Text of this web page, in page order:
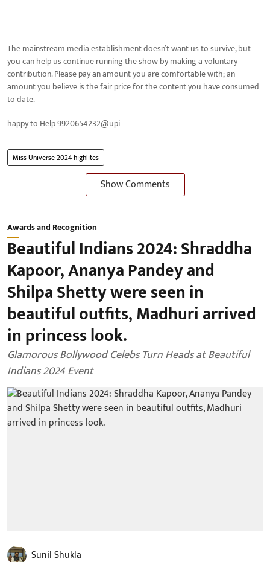
The mainstream media establishment doesn’t want us to survive, but
you can help us continue running the show by making a voluntary
contribution. Please pay an amount you are comfortable with; an
amount you believe is the fair price for the content you have consumed
to date.
happy to Help 9920654232@upi
Miss Universe 2024 highlites
Show Comments
Awards and Recognition
Beautiful Indians 2024: Shraddha
Kapoor, Ananya Pandey and
Shilpa Shetty were seen in
beautiful outfits, Madhuri arrived
in princess look.
Glamorous Bollywood Celebs Turn Heads at Beautiful
Indians 2024 Event
Sunil Shukla